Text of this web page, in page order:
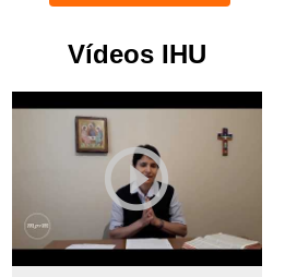
Vídeos IHU
play_circle_outline